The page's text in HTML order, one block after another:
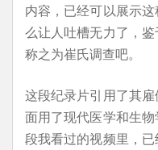
内容，已经可以展示
么让人吐槽无力了，
称之为崔氏调查吧。
这段纪录片引用了其
面用了现代医学和生
段我看过的视频里，